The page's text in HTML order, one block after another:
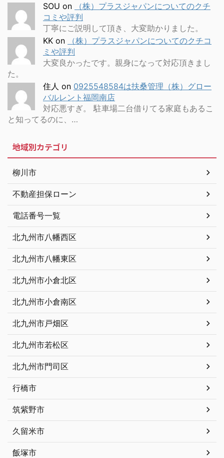
SOU on
（株）プラスジャパンについてのクチ
コミや評判
丁寧にご説明して頂き、大変助かりました。
KK on
（株）プラスジャパンについてのクチコ
ミや評判
大変良かったです。親身になって対応頂きまし
た。
住人 on 0925548584は扶桑管理（株）グロー
バルレント福岡南店
対応悪すぎ。 駐車場二台借りてる家庭もあるこ
と知ってるのに、…
地域別カテゴリ
柳川市
不動産担保ローン
電話番号一覧
北九州市八幡西区
北九州市八幡東区
北九州市小倉北区
北九州市小倉南区
北九州市戸畑区
北九州市若松区
北九州市門司区
行橋市
筑紫野市
久留米市
飯塚市